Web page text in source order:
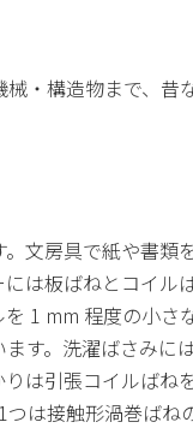
・構造物まで、昔
文房具で紙や書
は板ばねとコイ
1 mm 程度の小さ
す。洗濯ばさみ
は引張コイルばね
は接触形渦巻ば